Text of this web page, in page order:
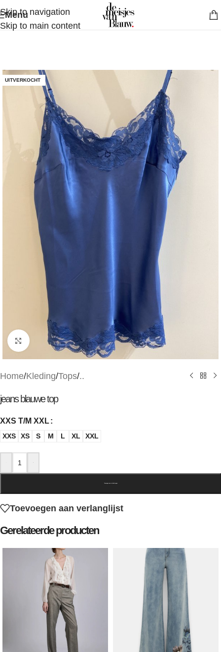
Skip to navigation
Skip to main content
Menu
UITVERKOCHT
Klik om te vergroten
Home/Kleding/Tops/..
jeans blauwe top
XXS T/M XXL
XXS XS S M L XL XXL
+
Toevoegen aan winkelwagen
Toevoegen aan verlanglijst
Gerelateerde producten